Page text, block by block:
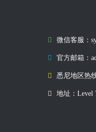
微信客服：
官方邮箱：
悉尼地区热
地址：Level